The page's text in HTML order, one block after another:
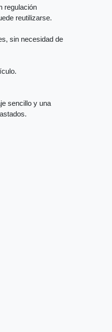
regulación
reutilizarse.
sin necesidad de
sencillo y una